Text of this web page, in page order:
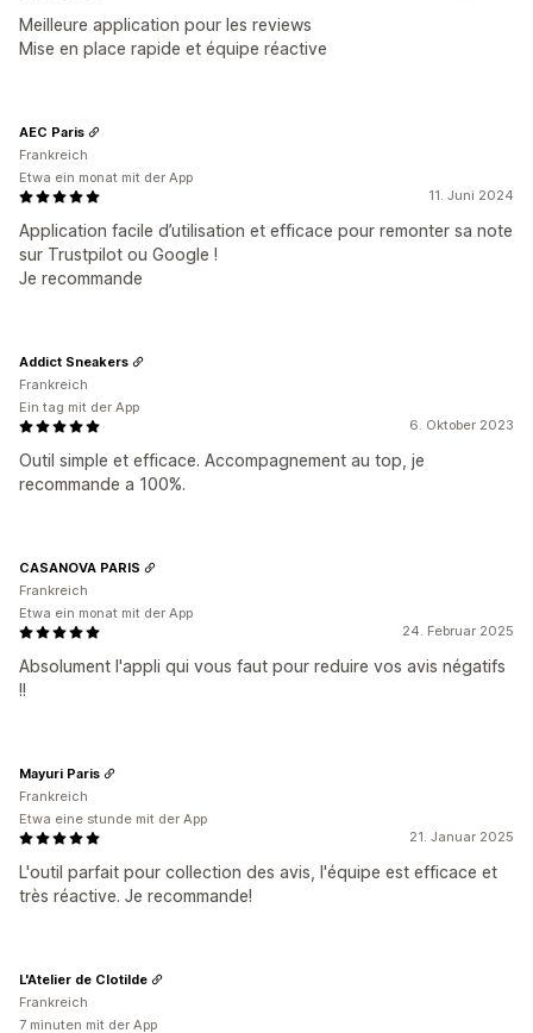
Meilleure application pour les reviews
Mise en place rapide et équipe réactive
11. Juni 2024
Application facile d’utilisation et efficace pour remonter sa note
sur Trustpilot ou Google !
Je recommande
AEC Paris
Frankreich
Etwa ein monat mit der App
6. Oktober 2023
Outil simple et efficace. Accompagnement au top, je
recommande a 100%.
Addict Sneakers
Frankreich
Ein tag mit der App
24. Februar 2025
Absolument l'appli qui vous faut pour reduire vos avis négatifs
!!
CASANOVA PARIS
Frankreich
Etwa ein monat mit der App
21. Januar 2025
L'outil parfait pour collection des avis, l'équipe est efficace et
très réactive. Je recommande!
Mayuri Paris
Frankreich
Etwa eine stunde mit der App
L'Atelier de Clotilde
Frankreich
7 minuten mit der App